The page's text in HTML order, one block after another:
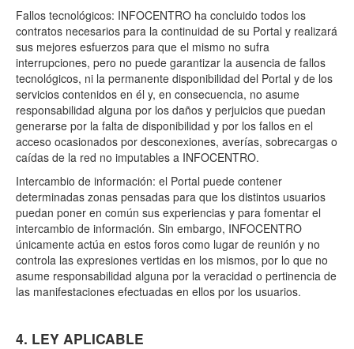
Fallos tecnológicos: INFOCENTRO ha concluido todos los
contratos necesarios para la continuidad de su Portal y realizará
sus mejores esfuerzos para que el mismo no sufra
interrupciones, pero no puede garantizar la ausencia de fallos
tecnológicos, ni la permanente disponibilidad del Portal y de los
servicios contenidos en él y, en consecuencia, no asume
responsabilidad alguna por los daños y perjuicios que puedan
generarse por la falta de disponibilidad y por los fallos en el
acceso ocasionados por desconexiones, averías, sobrecargas o
caídas de la red no imputables a INFOCENTRO.
Intercambio de información: el Portal puede contener
determinadas zonas pensadas para que los distintos usuarios
puedan poner en común sus experiencias y para fomentar el
intercambio de información. Sin embargo, INFOCENTRO
únicamente actúa en estos foros como lugar de reunión y no
controla las expresiones vertidas en los mismos, por lo que no
asume responsabilidad alguna por la veracidad o pertinencia de
las manifestaciones efectuadas en ellos por los usuarios.
4. LEY APLICABLE